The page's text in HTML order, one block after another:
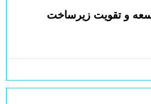
و تقویت زیرساخت‌